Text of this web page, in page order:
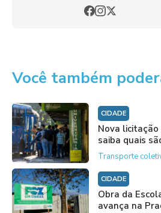
Você também
CIDADE
Nova licitação
saiba quais
Transporte
CIDADE
Obra da
avança na